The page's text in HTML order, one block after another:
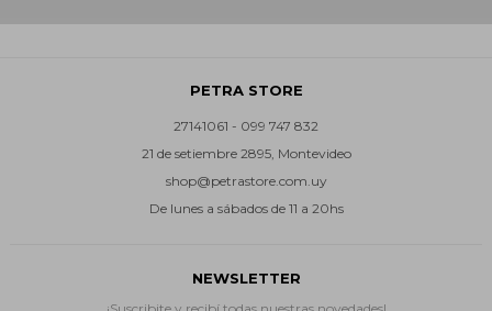
PETRA STORE
27141061 - 099 747 832
21 de setiembre 2895, Montevideo
shop@petrastore.com.uy
De lunes a sábados de 11 a 20hs
NEWSLETTER